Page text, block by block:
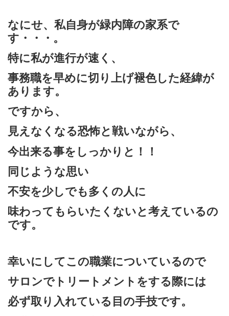
なにせ、私自身が緑内障の家系で
す・・・。
特に私が進行が速く、
事務職を早めに切り上げ褪色した経緯が
あります。
ですから、
見えなくなる恐怖と戦いながら、
今出来る事をしっかりと！！
同じような思い
不安を少しでも多くの人に
味わってもらいたくないと考えているの
です。
幸いにしてこの職業についているので
サロンでトリートメントをする際には
必ず取り入れている目の手技です。